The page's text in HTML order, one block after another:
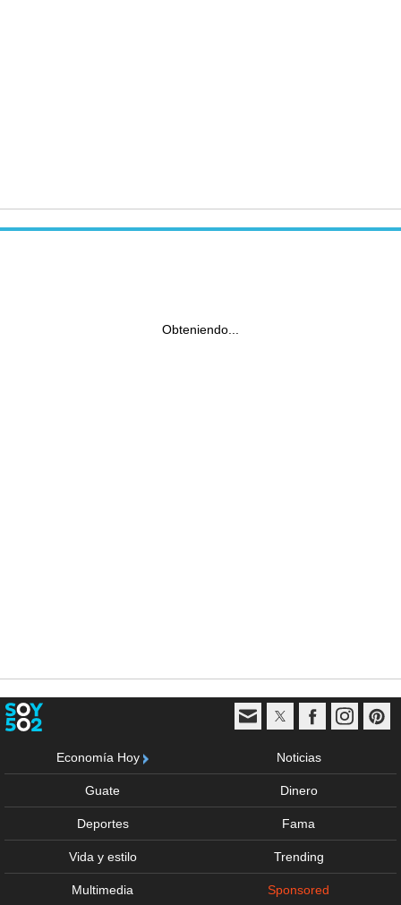
Obteniendo...
Economía Hoy Noticias
Guate Dinero
Deportes Fama
Vida y estilo Trending
Multimedia Sponsored